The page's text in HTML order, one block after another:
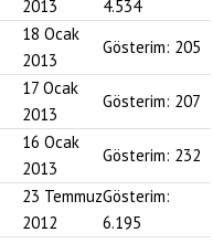
2013
4.534
18 Ocak
2013
Gösterim: 205
17 Ocak
2013
Gösterim: 207
16 Ocak
2013
Gösterim: 232
23 Temmuz
2012
Gösterim:
6.195